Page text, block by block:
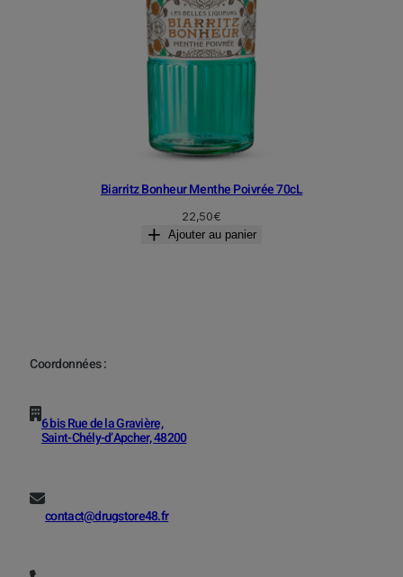
Biarritz Bonheur Menthe Poivrée 70cL
22,50€
Ajouter au panier
Coordonnées :
6 bis Rue de la Gravière,
Saint-Chély-d’Apcher, 48200
contact@drugstore48.fr